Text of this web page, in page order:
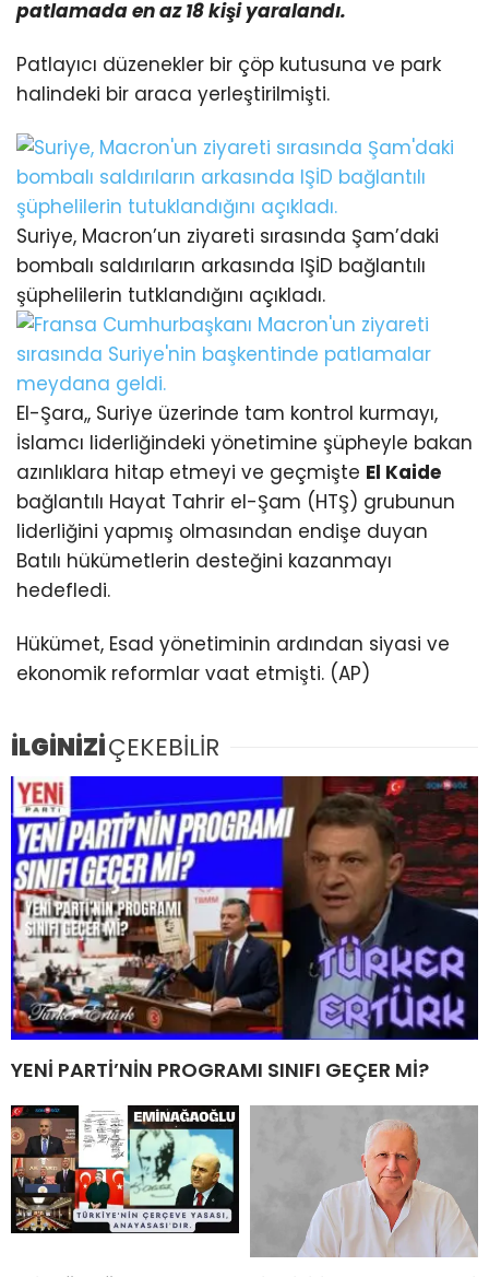
patlamada en az 18 kişi yaralandı.
Patlayıcı düzenekler bir çöp kutusuna ve park
halindeki bir araca yerleştirilmişti.
Suriye, Macron’un ziyareti sırasında Şam’daki
bombalı saldırıların arkasında IŞİD bağlantılı
şüphelilerin tutklandığını açıkladı.
El-Şara,, Suriye üzerinde tam kontrol kurmayı,
İslamcı liderliğindeki yönetimine şüpheyle bakan
azınlıklara hitap etmeyi ve geçmişte El Kaide
bağlantılı Hayat Tahrir el-Şam (HTŞ) grubunun
liderliğini yapmış olmasından endişe duyan
Batılı hükümetlerin desteğini kazanmayı
hedefledi.
Hükümet, Esad yönetiminin ardından siyasi ve
ekonomik reformlar vaat etmişti. (AP)
İLGİNİZİÇEKEBİLİR
YENİ PARTİ’NİN PROGRAMI SINIFI GEÇER Mİ?